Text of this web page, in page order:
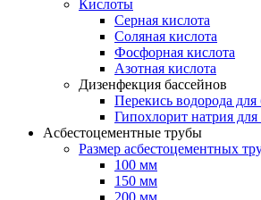
Кислоты
Серная кислота
Соляная кислота
Фосфорная кислота
Азотная кислота
Дизенфекция бассейнов
Перекись водорода для
Гипохлорит натрия для
Асбестоцементные трубы
Размер асбестоцементных
100 мм
150 мм
200 мм